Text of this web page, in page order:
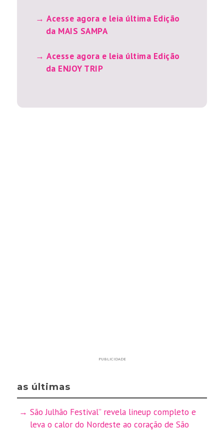
Acesse agora e leia última Edição
da MAIS SAMPA
Acesse agora e leia última Edição
da ENJOY TRIP
PUBLICIDADE
as últimas
São Julhão Festival” revela lineup completo e
leva o calor do Nordeste ao coração de São